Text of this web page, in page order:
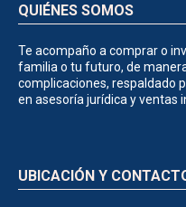
QUIÉNES SOMOS
Te acompaño a comprar o
familia o tu futuro, de
complicaciones, respaldado
en asesoría jurídica y ventas
UBICACIÓN Y